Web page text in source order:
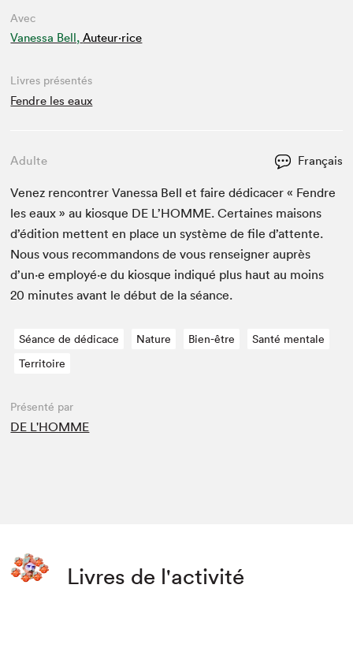
Avec
Vanessa Bell, Auteur·rice
Livres présentés
Fendre les eaux
Adulte Français
Venez ren­con­tr­er Vanes­sa Bell et faire dédi­cac­er « Fendre
les eaux » au kiosque DE L’HOMME. Cer­taines maisons
d’édi­tion met­tent en place un sys­tème de file d’at­tente.
Nous vous recom­man­dons de vous ren­seign­er auprès
d’un·e employé·e du kiosque indiqué plus haut au moins
20 min­utes avant le début de la séance.
Séance de dédicace Nature Bien-être
Santé mentale
Territoire
Présenté par
DE L'HOMME
Livres de l'activité